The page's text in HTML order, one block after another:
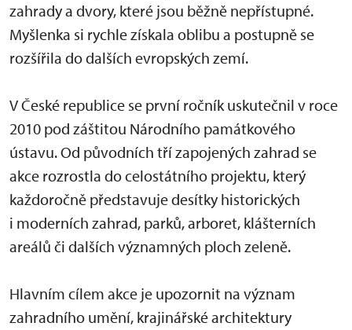
zahrady a dvory, které jsou běžně nepřístupné.
Myšlenka si rychle získala oblibu a postupně se
rozšířila do dalších evropských zemí.
V České republice se první ročník uskutečnil v roce
2010 pod záštitou Národního památkového
ústavu. Od původních tří zapojených zahrad se
akce rozrostla do celostátního projektu, který
každoročně představuje desítky historických
i moderních zahrad, parků, arboret, klášterních
areálů či dalších významných ploch zeleně.
Hlavním cílem akce je upozornit na význam
zahradního umění, krajinářské architektury